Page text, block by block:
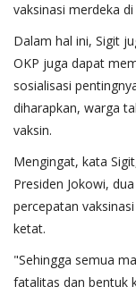
vaksinasi merdeka di
Dalam hal ini, Sigit
OKP juga dapat
sosialisasi
diharapkan, warga
vaksin.
Mengingat, kata
Presiden Jokowi,
percepatan
ketat.
"Sehingga semua
fatalitas dan bentuk